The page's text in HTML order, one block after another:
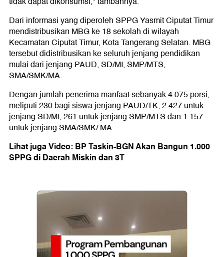
Dari informasi yang diperoleh SPPG Yasmit Ciputat Timur
mendistribusikan MBG ke 18 sekolah di wilayah
Kecamatan Ciputat Timur, Kota Tangerang Selatan. MBG
tersebut didistribusikan ke seluruh jenjang pendidikan
mulai dari jenjang PAUD, SD/MI, SMP/MTS,
SMA/SMK/MA.
Dengan jumlah penerima manfaat sebanyak 4.075 porsi,
meliputi 230 bagi siswa jenjang PAUD/TK, 2.427 untuk
jenjang SD/MI, 261 untuk jenjang SMP/MTS dan 1.157
untuk jenjang SMA/SMK/ MA.
Lihat juga Video: BP Taskin-BGN Akan Bangun 1.000
SPPG di Daerah Miskin dan 3T